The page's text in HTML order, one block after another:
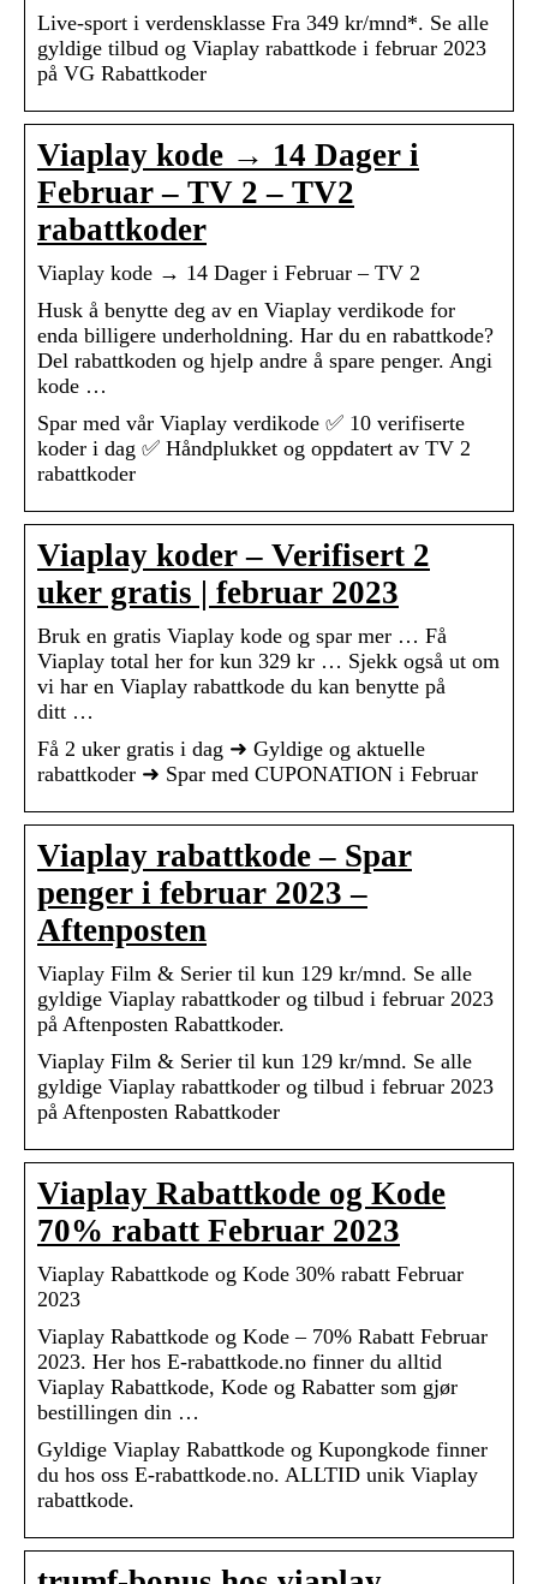
Live-sport i verdensklasse Fra 349 kr/mnd*. Se alle
gyldige tilbud og Viaplay rabattkode i februar 2023
på VG Rabattkoder
Viaplay kode → 14 Dager i
Februar – TV 2 – TV2
rabattkoder
Viaplay kode → 14 Dager i Februar – TV 2
Husk å benytte deg av en Viaplay verdikode for
enda billigere underholdning. Har du en rabattkode?
Del rabattkoden og hjelp andre å spare penger. Angi
kode …
Spar med vår Viaplay verdikode ✅ 10 verifiserte
koder i dag ✅ Håndplukket og oppdatert av TV 2
rabattkoder
Viaplay koder – Verifisert 2
uker gratis | februar 2023
Bruk en gratis Viaplay kode og spar mer … Få
Viaplay total her for kun 329 kr … Sjekk også ut om
vi har en Viaplay rabattkode du kan benytte på
ditt …
Få 2 uker gratis i dag ➜ Gyldige og aktuelle
rabattkoder ➜ Spar med CUPONATION i Februar
Viaplay rabattkode – Spar
penger i februar 2023 –
Aftenposten
Viaplay Film & Serier til kun 129 kr/mnd. Se alle
gyldige Viaplay rabattkoder og tilbud i februar 2023
på Aftenposten Rabattkoder.
Viaplay Film & Serier til kun 129 kr/mnd. Se alle
gyldige Viaplay rabattkoder og tilbud i februar 2023
på Aftenposten Rabattkoder
Viaplay Rabattkode og Kode
70% rabatt Februar 2023
Viaplay Rabattkode og Kode 30% rabatt Februar
2023
Viaplay Rabattkode og Kode – 70% Rabatt Februar
2023. Her hos E-rabattkode.no finner du alltid
Viaplay Rabattkode, Kode og Rabatter som gjør
bestillingen din …
Gyldige Viaplay Rabattkode og Kupongkode finner
du hos oss E-rabattkode.no. ALLTID unik Viaplay
rabattkode.